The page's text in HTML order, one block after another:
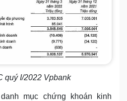
quý I/2022 Vpbank
mục chứng khoán kinh